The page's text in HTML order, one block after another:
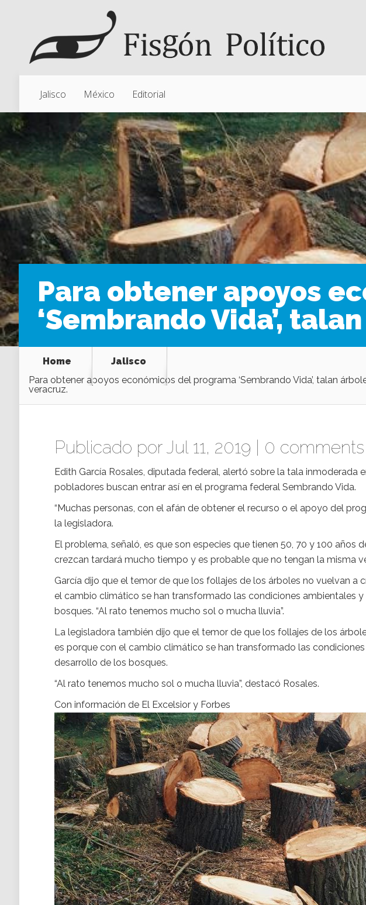
Jalisco México Editorial
Para obtener apoyos
‘Sembrando Vida’,
Home
Jalisco
Para obtener apoyos económicos del programa ‘Sembrando Vida’, talan
veracruz.
Publicado por Jul 11, 2019 | 0 comments
Edith García Rosales, diputada federal, alertó sobre la tala inmoderada
pobladores buscan entrar así en el programa federal Sembrando Vida.
“Muchas personas, con el afán de obtener el recurso o el apoyo del
la legisladora.
El problema, señaló, es que son especies que tienen 50, 70 y 100 años
crezcan tardará mucho tiempo y es probable que no tengan la misma
García dijo que el temor de que los follajes de los árboles no vuelvan a
el cambio climático se han transformado las condiciones ambientales
bosques. “Al rato tenemos mucho sol o mucha lluvia”.
La legisladora también dijo que el temor de que los follajes de los
es porque con el cambio climático se han transformado las
desarrollo de los bosques.
“Al rato tenemos mucho sol o mucha lluvia”, destacó Rosales.
Con información de El Excelsior y Forbes